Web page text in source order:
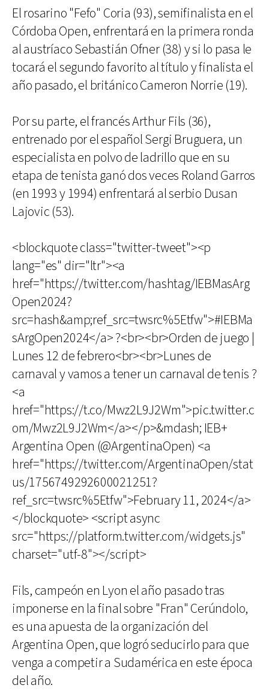
El rosarino "Fefo" Coria (93), semifinalista en el
Córdoba Open, enfrentará en la primera ronda
al austríaco Sebastián Ofner (38) y si lo pasa le
tocará el segundo favorito al título y finalista el
año pasado, el británico Cameron Norrie (19).
Por su parte, el francés Arthur Fils (36),
entrenado por el español Sergi Bruguera, un
especialista en polvo de ladrillo que en su
etapa de tenista ganó dos veces Roland Garros
(en 1993 y 1994) enfrentará al serbio Dusan
Lajovic (53).
<blockquote class="twitter-tweet"><p
lang="es" dir="ltr"><a
href="https://twitter.com/hashtag/IEBMasArg
Open2024?
src=hash&amp;ref_src=twsrc%5Etfw">#IEBMa
sArgOpen2024</a> ?<br><br>Orden de juego |
Lunes 12 de febrero<br><br>Lunes de
carnaval y vamos a tener un carnaval de tenis ?
<a
href="https://t.co/Mwz2L9J2Wm">pic.twitter.c
om/Mwz2L9J2Wm</a></p>&mdash; IEB+
Argentina Open (@ArgentinaOpen) <a
href="https://twitter.com/ArgentinaOpen/stat
us/1756749292600021251?
ref_src=twsrc%5Etfw">February 11, 2024</a>
</blockquote> <script async
src="https://platform.twitter.com/widgets.js"
charset="utf-8"></script>
Fils, campeón en Lyon el año pasado tras
imponerse en la final sobre "Fran" Cerúndolo,
es una apuesta de la organización del
Argentina Open, que logró seducirlo para que
venga a competir a Sudamérica en este época
del año.